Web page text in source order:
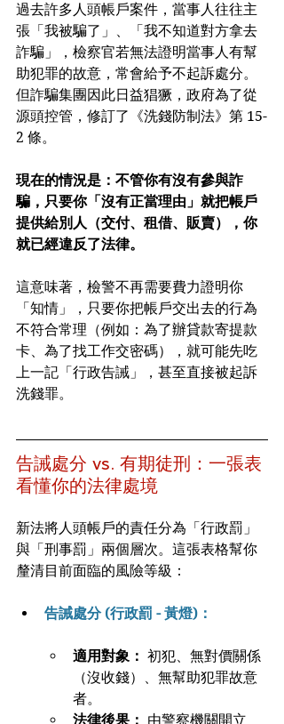
過去許多人頭帳戶案件，當事人往往主
張「我被騙了」、「我不知道對方拿去
詐騙」，檢察官若無法證明當事人有幫
助犯罪的故意，常會給予不起訴處分。
但詐騙集團因此日益猖獗，政府為了從
源頭控管，修訂了《洗錢防制法》第 15-
2 條。
現在的情況是：不管你有沒有參與詐
騙，只要你「沒有正當理由」就把帳戶
提供給別人（交付、租借、販賣），你
就已經違反了法律。
這意味著，檢警不再需要費力證明你
「知情」，只要你把帳戶交出去的行為
不符合常理（例如：為了辦貸款寄提款
卡、為了找工作交密碼），就可能先吃
上一記「行政告誡」，甚至直接被起訴
洗錢罪。
告誡處分 vs. 有期徒刑：一張表
看懂你的法律處境
新法將人頭帳戶的責任分為「行政罰」
與「刑事罰」兩個層次。這張表格幫你
釐清目前面臨的風險等級：
告誡處分 (行政罰 - 黃燈)：
適用對象： 初犯、無對價關係
（沒收錢）、無幫助犯罪故意
者。
法律後果： 由警察機關開立